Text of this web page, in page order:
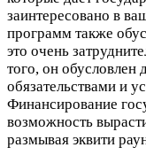
заинтересовано в
программ также
это очень
того, он
обязательствами и
Финансирование
возможность
размывая эквити